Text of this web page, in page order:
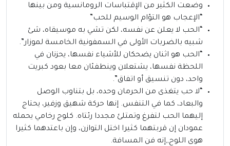
وضعت الكثير من الإقتباسات الرومانسية ومن بينها
“الإعجاب هو التؤام الوسيم للحب”
“الحب لا يعلن عن نفسه، لكن تشي به موسيقاه، شئ
شبيه بالضربات الأولى في السمفونية الخامسة لموزار”.
“الحب هو اثنان يضحكان للأشياء نفسها، يحزنان في
اللحظة نفسها، يشتعلان وينطفئان معا بعود كبريت
واحد، دون تنسيق أو اتفاق”.
“لا حب يتغذى من الحرمان وحده، بل بتناوب الوصل
والبعاد، كما في التنفس. إنها حركة شهيق وزفير، يحتاج
إليهما الحب لتفرغ وتمتلئ مجددا رئتاه. كلوج رخامي يحمله
عمودان إن قربتهما كثيرا اختل التوازن، وإن باعتدهما كثيرا
هوى اللوح,,إنه فن المسافة.